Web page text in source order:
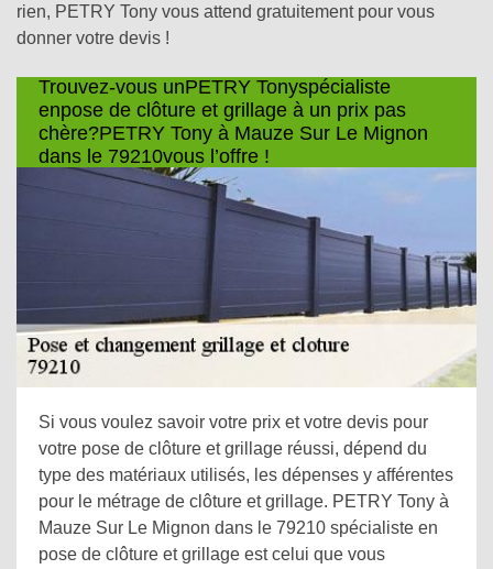
rien, PETRY Tony vous attend gratuitement pour vous
donner votre devis !
Trouvez-vous unPETRY Tonyspécialiste
enpose de clôture et grillage à un prix pas
chère?PETRY Tony à Mauze Sur Le Mignon
dans le 79210vous l’offre !
Si vous voulez savoir votre prix et votre devis pour
votre pose de clôture et grillage réussi, dépend du
type des matériaux utilisés, les dépenses y afférentes
pour le métrage de clôture et grillage. PETRY Tony à
Mauze Sur Le Mignon dans le 79210 spécialiste en
pose de clôture et grillage est celui que vous